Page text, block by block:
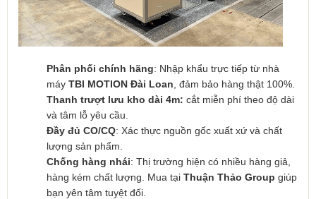
Phân phối chính hãng: Nhập khẩu trực tiếp từ nhà
máy TBI MOTION Đài Loan , đảm bảo hàng thật 100%.
Thanh trượt lưu kho dài 4m: cắt miễn phí theo độ dài
và tâm lỗ yêu cầu.
Đầy đủ CO/CQ: Xác thực nguồn gốc xuất xứ và chất
lượng sản phẩm.
Chống hàng nhái: Thị trường hiện có nhiều hàng giả,
hàng kém chất lượng. Mua tại Thuận Thảo Group giúp
bạn yên tâm tuyệt đối.